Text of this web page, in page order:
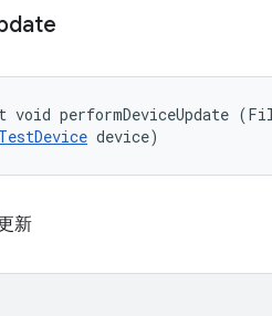
performDeviceUpdate
device)
新